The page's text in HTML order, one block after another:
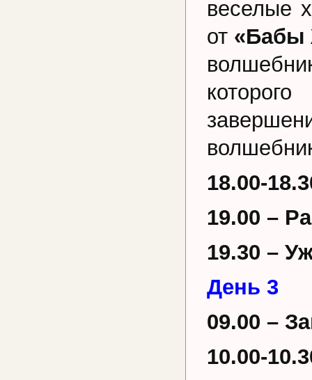
веселые
от
18.00-
19.00 –
19.30 –
День 3
09.00 –
10.00-